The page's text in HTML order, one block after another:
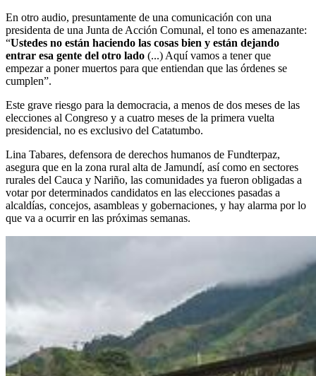
En otro audio, presuntamente de una comunicación con una
presidenta de una Junta de Acción Comunal, el tono es amenazante:
“Ustedes no están haciendo las cosas bien y están dejando
entrar esa gente del otro lado (...) Aquí vamos a tener que
empezar a poner muertos para que entiendan que las órdenes se
cumplen”.
Este grave riesgo para la democracia, a menos de dos meses de las
elecciones al Congreso y a cuatro meses de la primera vuelta
presidencial, no es exclusivo del Catatumbo.
Lina Tabares, defensora de derechos humanos de Fundterpaz,
asegura que en la zona rural alta de Jamundí, así como en sectores
rurales del Cauca y Nariño, las comunidades ya fueron obligadas a
votar por determinados candidatos en las elecciones pasadas a
alcaldías, concejos, asambleas y gobernaciones, y hay alarma por lo
que va a ocurrir en las próximas semanas.